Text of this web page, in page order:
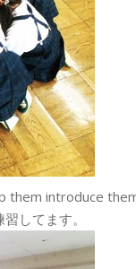
them introduce
してます。